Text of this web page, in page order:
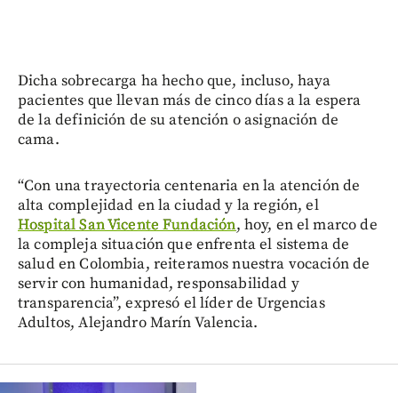
Dicha sobrecarga ha hecho que, incluso, haya
pacientes que llevan más de cinco días a la espera
de la definición de su atención o asignación de
cama.
“Con una trayectoria centenaria en la atención de
alta complejidad en la ciudad y la región, el
Hospital San Vicente Fundación, hoy, en el marco de
la compleja situación que enfrenta el sistema de
salud en Colombia, reiteramos nuestra vocación de
servir con humanidad, responsabilidad y
transparencia”, expresó el líder de Urgencias
Adultos, Alejandro Marín Valencia.